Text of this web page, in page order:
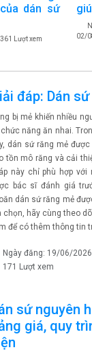
dán sứ
Lượt xem
02/
đáp: Dán
bị mẻ khiến nhiều
năng ăn nhai.
dán sứ răng mẻ
tồn mô răng và cải
này chỉ phù hợp
bác sĩ đánh giá
dán sứ răng mẻ
chọn, hãy cùng theo
để có thêm thông tin
Ngày đăng: 19/06/2026
171 Lượt xem
sứ nguyên
giá, quy